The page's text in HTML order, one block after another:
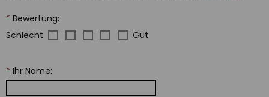
* Bewertung:
Schlecht
Gut
* Ihr Name: